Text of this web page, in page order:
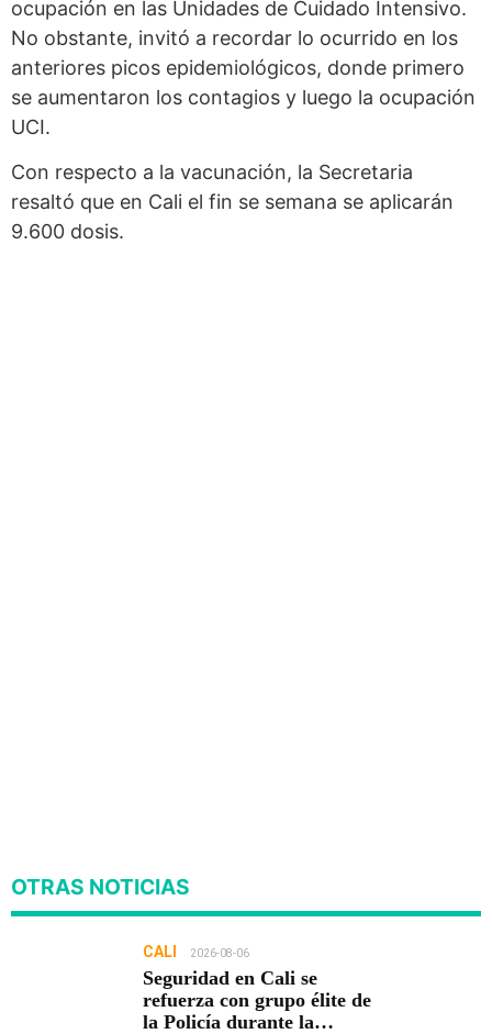
ocupación en las Unidades de Cuidado Intensivo.
No obstante, invitó a recordar lo ocurrido en los
anteriores picos epidemiológicos, donde primero
se aumentaron los contagios y luego la ocupación
UCI.
Con respecto a la vacunación, la Secretaria
resaltó que en Cali el fin se semana se aplicarán
9.600 dosis.
OTRAS NOTICIAS
CALI 2026-08-06
Seguridad en Cali se
refuerza con grupo élite de
la Policía durante la